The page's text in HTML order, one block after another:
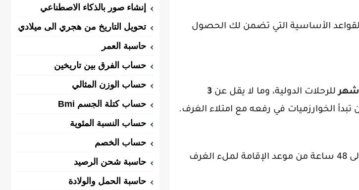
القواعد الأساسية التي تضمن لك الحصول
للرحلات الدولية، وما لا يقل عن 3
الخوارزميات في رفعه مع امتلاء الغرف.
إذا كنت مغامرًا، فإن الفنادق غالبًا ما تخفض أسعارها بشكل حاد قبل 24 إلى 48 ساعة من موعد الإقامة لملء الغرف
إنشاء صور بالذكاء الاصطناعي
تحويل التاريخ من هجري الى ميلادي
حاسبة العمر
حساب الفرق بين تاريخين
حساب الوزن المثالي
حساب كتلة الجسم Bmi
حساب النسبة المئوية
حساب الخصم
حاسبة شحن الرصيد
حاسبة الحمل والولادة